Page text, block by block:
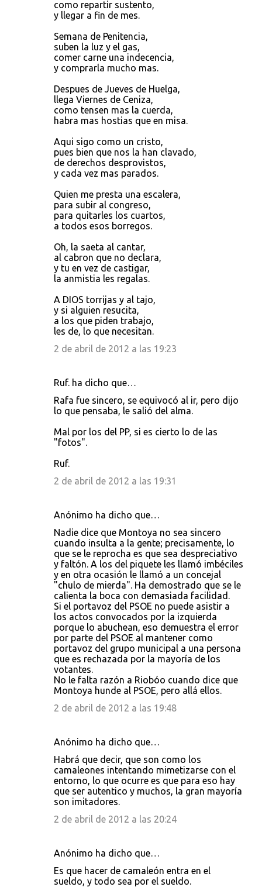
como repartir sustento,
y llegar a fin de mes.
Semana de Penitencia,
suben la luz y el gas,
comer carne una indecencia,
y comprarla mucho mas.
Despues de Jueves de Huelga,
llega Viernes de Ceniza,
como tensen mas la cuerda,
habra mas hostias que en misa.
Aqui sigo como un cristo,
pues bien que nos la han clavado,
de derechos desprovistos,
y cada vez mas parados.
Quien me presta una escalera,
para subir al congreso,
para quitarles los cuartos,
a todos esos borregos.
Oh, la saeta al cantar,
al cabron que no declara,
y tu en vez de castigar,
la anmistia les regalas.
A DIOS torrijas y al tajo,
y si alguien resucita,
a los que piden trabajo,
les de, lo que necesitan.
2 de abril de 2012 a las 19:23
Ruf. ha dicho que…
Rafa fue sincero, se equivocó al ir, pero dijo
lo que pensaba, le salió del alma.
Mal por los del PP, si es cierto lo de las
"fotos".
Ruf.
2 de abril de 2012 a las 19:31
Anónimo ha dicho que…
Nadie dice que Montoya no sea sincero
cuando insulta a la gente; precisamente, lo
que se le reprocha es que sea despreciativo
y faltón. A los del piquete les llamó imbéciles
y en otra ocasión le llamó a un concejal
"chulo de mierda". Ha demostrado que se le
calienta la boca con demasiada facilidad.
Si el portavoz del PSOE no puede asistir a
los actos convocados por la izquierda
porque lo abuchean, eso demuestra el error
por parte del PSOE al mantener como
portavoz del grupo municipal a una persona
que es rechazada por la mayoría de los
votantes.
No le falta razón a Riobóo cuando dice que
Montoya hunde al PSOE, pero allá ellos.
2 de abril de 2012 a las 19:48
Anónimo ha dicho que…
Habrá que decir, que son como los
camaleones intentando mimetizarse con el
entorno, lo que ocurre es que para eso hay
que ser autentico y muchos, la gran mayoría
son imitadores.
2 de abril de 2012 a las 20:24
Anónimo ha dicho que…
Es que hacer de camaleón entra en el
sueldo, y todo sea por el sueldo.